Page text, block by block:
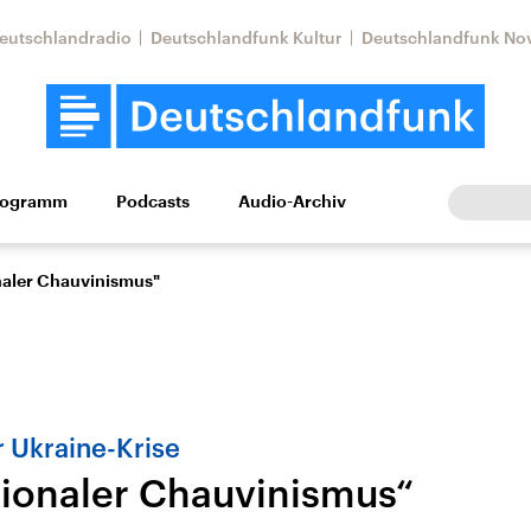
Deutschlandfunk Kultur Deutschlandfunk
Wissen Kultur Europa
Nahostkonflikt
Iran
Podcasts Audio-Archiv
Chauvinismus"
Ukraine-Krise
Chauvinismus“